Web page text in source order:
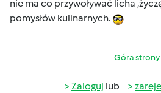
nie ma co przywoływać licha
pomysłów kulinarnych.
Góra strony
Zaloguj lub